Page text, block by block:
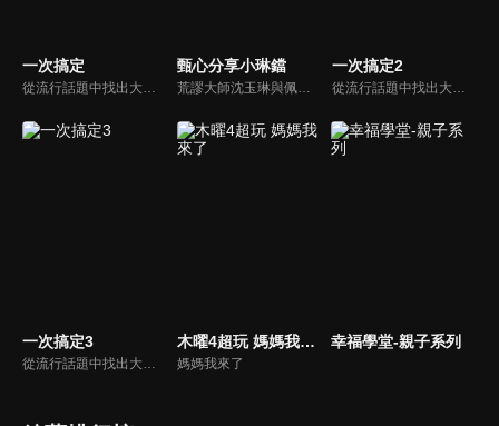
一次搞定
從流行話題中找出大眾關心的、正在煩惱的問題，由台灣好媳婦佩甄與日本型男風田親身實驗，替觀眾解決生活的大小事，傳授生活密技讓你「一次搞定」！
甄心分享小琳鐺
荒謬大師沈玉琳與佩甄全新搭檔，兩人幽默十足、幽默風趣地為節目穿針引線，結合各領域的職場達人、專家、明星PK暢談最IN話題，在快速變化的時代給您滿滿含金量的生活好智慧！
一次搞定2
從流行話題中找出大眾關心的、正在煩惱的問題，由台灣好媳婦佩甄與日本型男風田親身實驗，替觀眾解決生活的大小事，傳授生活密技讓你「一次搞定」！
一次搞定3
從流行話題中找出大眾關心的、正在煩惱的問題，由台灣好媳婦佩甄與日本型男風田親身實驗，替觀眾解決生活的大小事，傳授生活密技讓你「一次搞定」！
木曜4超玩 媽媽我來了
媽媽我來了
幸福學堂-親子系列